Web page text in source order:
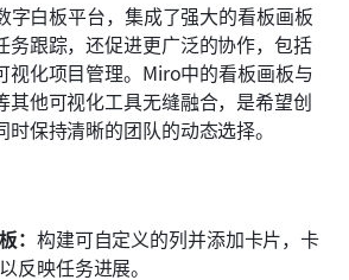
字白板平台，集成了强大的看板画板
务跟踪，还促进更广泛的协作，包括
视化项目管理。Miro中的看板画板与
其他可视化工具无缝融合，是希望创
保持清晰的团队的动态选择。
： 构建可自定义的列并添加卡片，卡
反映任务进展。